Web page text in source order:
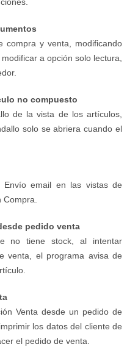
compra y venta, modificando
a opción solo lectura,
no compuesto
de la vista de los artículos,
solo se abriera cuando el
email en las vistas de
Compra.
pedido venta
no tiene stock, al intentar
venta, el programa avisa de
Venta desde un pedido de
los datos del cliente de
el pedido de venta.